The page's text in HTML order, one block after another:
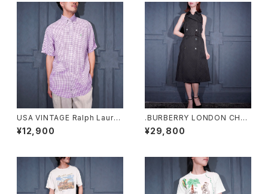
USA VINTAGE Ralph Laure
n CHECK PATTERNED HOR
SE EMBROIDERY LINEN HA
刺繍リネン半袖ボタンダウンシ
¥12,900
.BURBERRY LONDON CHEC
K PATTERNED TRENCH CO
AT LIKE DESIGN BELTED N
チコート風ベルテッドデザインノ
ースリーブワンピース 200000
0076553
¥29,800